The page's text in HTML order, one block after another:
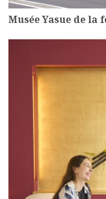
Musée Yasue de la